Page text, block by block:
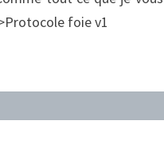
foie v1